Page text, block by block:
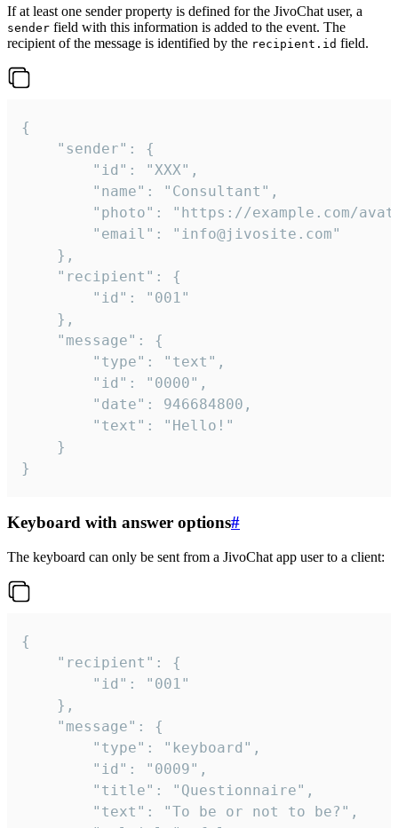
If at least one sender property is defined for the JivoChat user, a
sender field with this information is added to the event. The
recipient of the message is identified by the recipient.id field.
{
}
Keyboard with answer options#
The keyboard can only be sent from a JivoChat app user to a client:
{